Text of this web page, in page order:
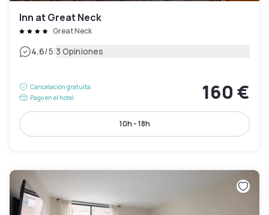
Inn at Great Neck
Great Neck
4.6/5|3 Opiniones
Cancelación gratuita
Pago en el hotel
160 €
10h - 18h